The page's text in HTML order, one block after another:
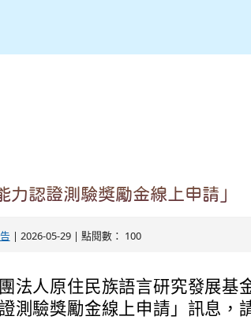
力認證測驗獎勵金線上申請」
| 2026-05-29 | 點閱數： 100
法人原住民族語言研究發展基
測驗獎勵金線上申請」訊息，